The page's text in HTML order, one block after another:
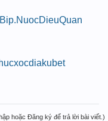
hoặc Đăng ký để trả lời bài viết.)